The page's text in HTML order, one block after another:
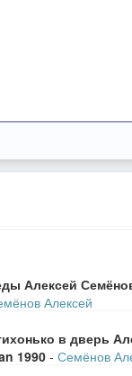
Алексей
Алексей
в дверь
1990- Семёнов